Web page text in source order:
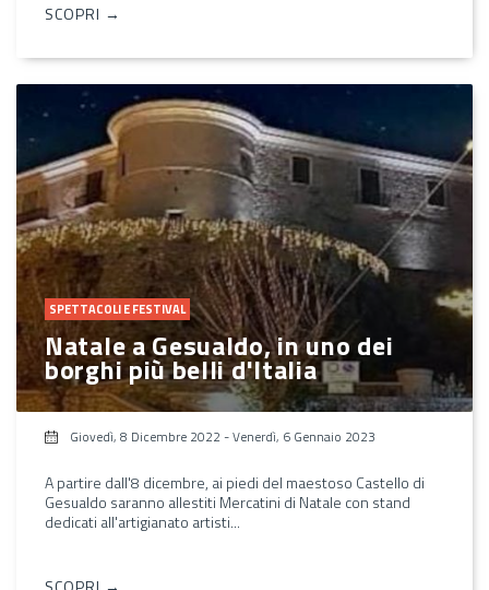
SCOPRI →
SPETTACOLI E FESTIVAL
Natale a Gesualdo, in uno dei
borghi più belli d'Italia
Giovedì, 8 Dicembre 2022 -Venerdì, 6 Gennaio 2023
A partire dall'8 dicembre, ai piedi del maestoso Castello di
Gesualdo saranno allestiti Mercatini di Natale con stand
dedicati all'artigianato artisti...